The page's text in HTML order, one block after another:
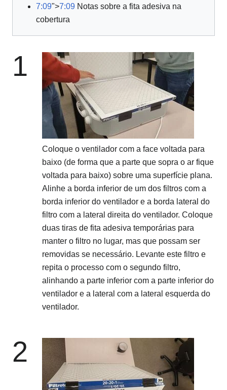
7:09">7:09 Notas sobre a fita adesiva na
cobertura
1
Coloque o ventilador com a face voltada para
baixo (de forma que a parte que sopra o ar fique
voltada para baixo) sobre uma superfície plana.
Alinhe a borda inferior de um dos filtros com a
borda inferior do ventilador e a borda lateral do
filtro com a lateral direita do ventilador. Coloque
duas tiras de fita adesiva temporárias para
manter o filtro no lugar, mas que possam ser
removidas se necessário. Levante este filtro e
repita o processo com o segundo filtro,
alinhando a parte inferior com a parte inferior do
ventilador e a lateral com a lateral esquerda do
ventilador.
2